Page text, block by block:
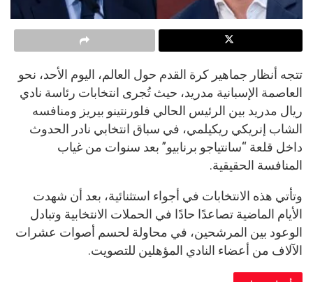
تتجه أنظار جماهير كرة القدم حول العالم، اليوم الأحد، نحو
العاصمة الإسبانية مدريد، حيث تُجرى انتخابات رئاسة نادي
ريال مدريد بين الرئيس الحالي فلورنتينو بيريز ومنافسه
الشاب إنريكي ريكيلمي، في سباق انتخابي نادر الحدوث
داخل قلعة “سانتياجو برنابيو” بعد سنوات من غياب
المنافسة الحقيقية.
وتأتي هذه الانتخابات في أجواء استثنائية، بعد أن شهدت
الأيام الماضية تصاعدًا حادًا في الحملات الانتخابية وتبادل
الوعود بين المرشحين، في محاولة لحسم أصوات عشرات
الآلاف من أعضاء النادي المؤهلين للتصويت.